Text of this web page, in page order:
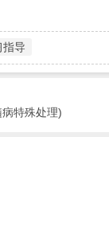
指导
特殊处理)